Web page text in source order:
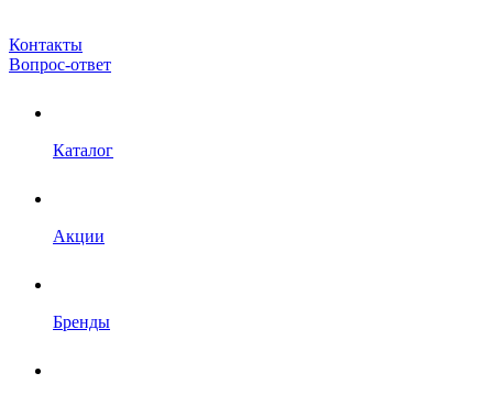
Контакты
Вопрос-ответ
Каталог
Акции
Бренды